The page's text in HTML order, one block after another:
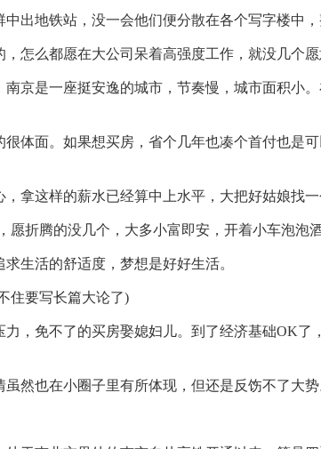
地铁站，没一会他们便分散在各个写字楼中，
么都愿在大公司呆着高强度工作，就没几个愿
是一座挺安逸的城市，节奏慢，城市面积小
面。如果想买房，省个几年也凑个首付也是
这样的薪水已经算中上水平，大把好姑娘找一
腾的没几个，大多小富即安，开着小车泡泡酒
生活的舒适度，梦想是好好生活。
要写长篇大论了)
免不了的买房娶媳妇儿。到了经济基础OK了
也在小圈子里有所体现，但还是反饬不了大势